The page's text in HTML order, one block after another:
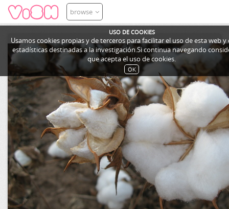
USO DE COOKIES
Usamos cookies propias y de terceros para facilitar el uso de esta web
estadísticas destinadas a la investigación.Si continua navegando
que acepta el uso de cookies.
OK
browse